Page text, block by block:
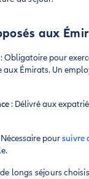
aux
: Obligatoire pour
aux Émirats. Un
: Délivré aux
poursuivre
longs séjours